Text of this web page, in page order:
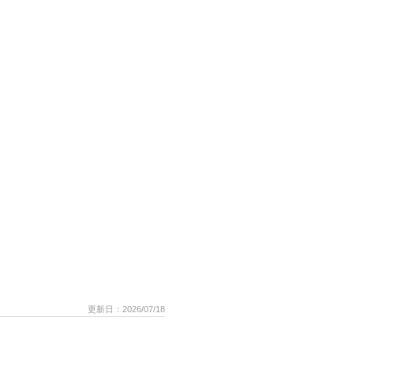
更新日：2026/07/18